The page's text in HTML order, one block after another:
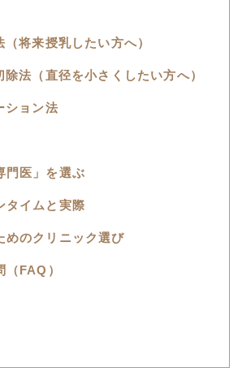
将来授乳したい方へ）
法（直径を小さくしたい方へ）
ション法
門医」を選ぶ
タイムと実際
めのクリニック選び
FAQ）